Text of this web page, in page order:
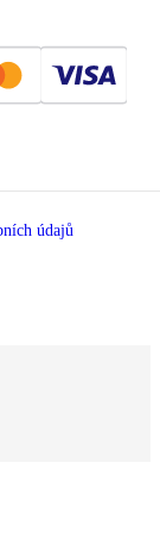
údajů